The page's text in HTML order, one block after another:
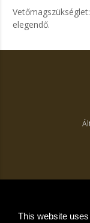
This website
elegendő.